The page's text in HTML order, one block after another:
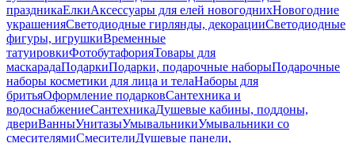
праздникаЕлкиАксессуары для елей новогоднихНовогодние
украшенияСветодиодные гирлянды, декорацииСветодиодные
фигуры, игрушкиВременные
татуировкиФотобутафорияТовары для
маскарадаПодаркиПодарки, подарочные наборыПодарочные
наборы косметики для лица и телаНаборы для
бритьяОформление подарковСантехника и
водоснабжениеСантехникаДушевые кабины, поддоны,
двериВанныУнитазыУмывальникиУмывальники со
смесителямиСмесителиДушевые панели,